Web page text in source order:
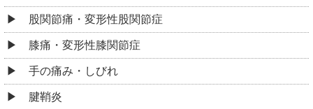
股関節痛・変形性股関節症
膝痛・変形性膝関節症
手の痛み・しびれ
腱鞘炎